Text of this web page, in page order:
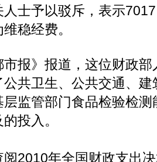
士予以驳斥，表示
稳经费。
报》 报道，这位财政
共卫生、公共交通、
监管部门食品检验检
投入。
年全国财政支出决